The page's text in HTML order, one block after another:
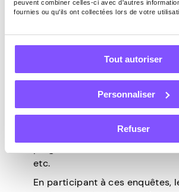
peuvent combiner celles-ci avec d'autres
fournies ou qu'ils ont collectées lors de votre
Tout autoriser
Personnaliser
Refuser
soins de santé
Healthcare Opinions est une
plateforme d’études de marché
qui propose des enquêtes
professionnels de la santé,
y
infirmières. La plateforme
sur l’industrie des soins de
etc.
En participant à ces enquêtes,